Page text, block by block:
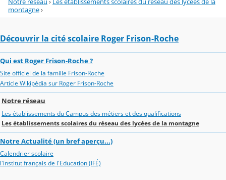
montagne›
Découvrir la cité scolaire Roger Frison-Roche
Qui est Roger Frison-Roche ?
Site officiel de la famille Frison-Roche
Article Wikipédia sur Roger Frison-Roche
Notre réseau
Les établissements du Campus des métiers et des qualifications
Les établissements scolaires du réseau des lycées de la montagne
Notre Actualité (un bref aperçu...)
Calendrier scolaire
l'institut français de l'Education (IFÉ)